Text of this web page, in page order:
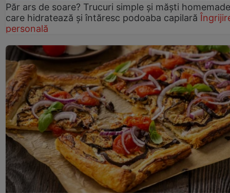
Păr ars de soare? Trucuri simple și măști homemade
care hidratează și întăresc podoaba capilară
personală